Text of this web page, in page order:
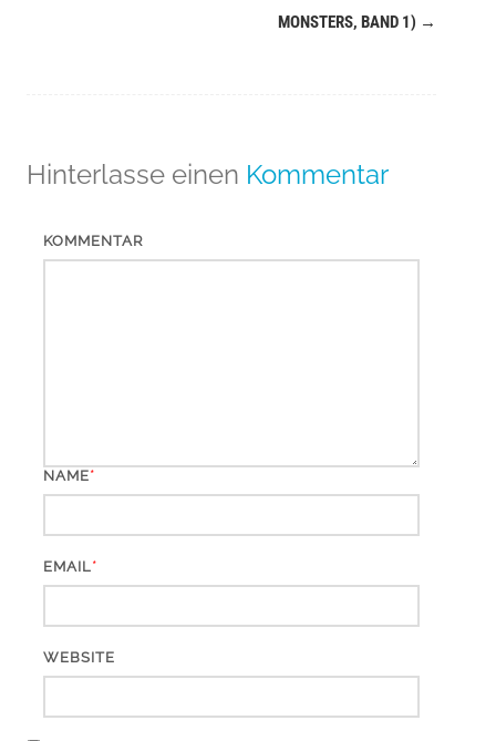
MONSTERS, BAND 1) →
Hinterlasse einen Kommentar
KOMMENTAR
NAME*
EMAIL*
WEBSITE